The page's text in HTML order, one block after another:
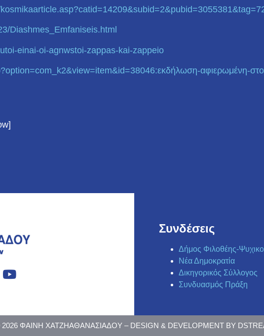
14209&subid=2&pubid=3055381&
Diashmes_Emfaniseis.html
einai-oi-agnwstoi-zappas-kai-zappeio
38046:εκδήλωση-αφιερωμένη-
Συνδέσεις
Δήμος Φιλοθέης-
Νέα Δημοκρατία
Δικηγορικός Σύλλογος
Συνδυασμός Πράξη
ΦΑΙΝΗ ΧΑΤΖΗΑΘΑΝΑΣΙΑΔΟΥ – DESIGN & DEVELOPMENT BY